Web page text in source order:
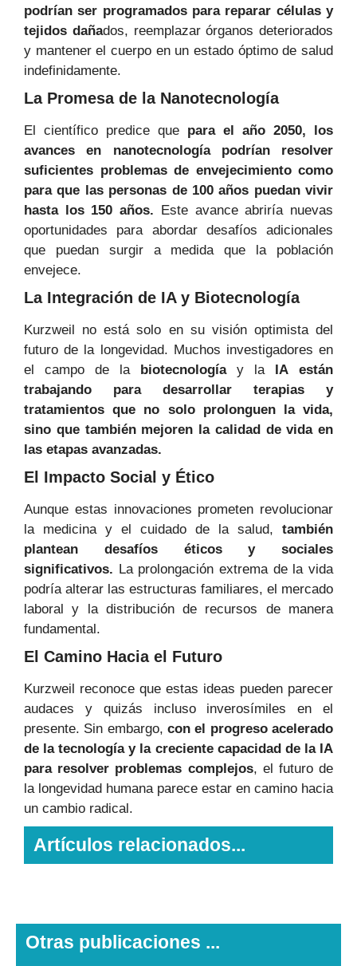
podrían ser programados para reparar células y
tejidos dañados, reemplazar órganos deteriorados
y mantener el cuerpo en un estado óptimo de salud
indefinidamente.
La Promesa de la Nanotecnología
El científico predice que para el año 2050, los
avances en nanotecnología podrían resolver
suficientes problemas de envejecimiento como
para que las personas de 100 años puedan vivir
hasta los 150 años.
Este avance abriría nuevas
oportunidades para abordar desafíos adicionales
que puedan surgir a medida que la población
envejece.
La Integración de IA y Biotecnología
Kurzweil no está solo en su visión optimista del
futuro de la longevidad. Muchos investigadores en
el campo de la
biotecnologíay la IA
están
trabajando para desarrollar terapias y
tratamientos que no solo prolonguen la vida,
sino que también mejoren la calidad de vida en
las etapas avanzadas.
El Impacto Social y Ético
Aunque estas innovaciones prometen revolucionar
la medicina y el cuidado de la salud, también
plantean desafíos éticos y sociales
significativos. La prolongación extrema de la vida
podría alterar las estructuras familiares, el mercado
laboral y la distribución de recursos de manera
fundamental.
El Camino Hacia el Futuro
Kurzweil reconoce que estas ideas pueden parecer
audaces y quizás incluso inverosímiles en el
presente. Sin embargo, con el progreso acelerado
de la tecnología y la creciente capacidad de la IA
para resolver problemas complejos, el futuro de
la longevidad humana parece estar en camino hacia
un cambio radical.
Artículos relacionados...
Otras publicaciones ...